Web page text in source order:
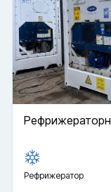
Рефрижератор